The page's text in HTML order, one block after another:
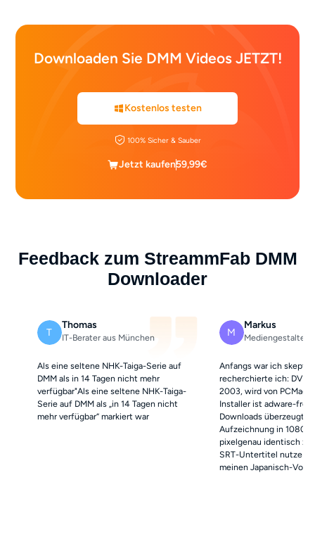
Downloaden Sie DMM Videos JETZT!
Kostenlos testen
100% Sicher & Sauber
Jetzt kaufen59,99€
Feedback zum StreammFab DMM
Downloader
T
Thomas
IT-Berater aus München
Als eine seltene NHK-Taiga-Serie auf
DMM als in 14 Tagen nicht mehr
verfügbar"Als eine seltene NHK-Taiga-
Serie auf DMM als „in 14 Tagen nicht
mehr verfügbar“ markiert war
M
Markus
Mediengestalter
Anfangs war ich
recherchierte ich:
2003, wird von PCMag
Installer ist adware-frei.
Downloads
Aufzeichnung in 1080p
pixelgenau identisch
SRT-Untertitel nutze
meinen Japanisch-